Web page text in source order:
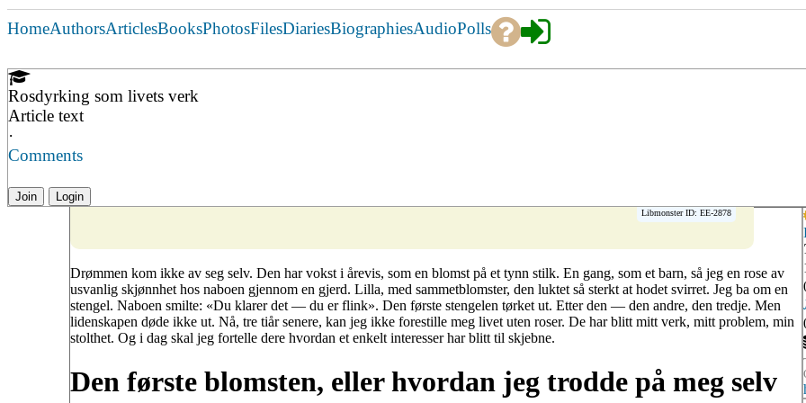
HomeAuthorsArticlesBooksPhotosFilesDiariesBiographiesAudioPolls
Rosdyrking som livets verk
Article text
·
Comments
Join Login
Libmonster ID: EE-2878
Drømmen kom ikke av seg selv. Den har vokst i årevis, som en blomst på et tynn stilk. En gang, som et barn, så jeg en rose av
usvanlig skjønnhet hos naboen gjennom en gjerd. Lilla, med sammetblomster, den luktet så sterkt at hodet svirret. Jeg ba om en
stengel. Naboen smilte: «Du klarer det — du er flink». Den første stengelen tørket ut. Etter den — den andre, den tredje. Men
lidenskapen døde ikke ut. Nå, tre tiår senere, kan jeg ikke forestille meg livet uten roser. De har blitt mitt verk, mitt problem, min
stolthet. Og i dag skal jeg fortelle dere hvordan et enkelt interesser har blitt til skjebne.
Den første blomsten, eller hvordan jeg trodde på meg selv